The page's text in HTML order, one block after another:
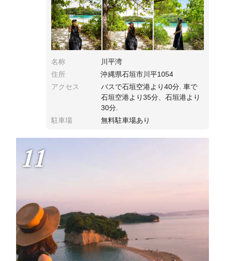
名称
川平湾
住所
沖縄県石垣市川平1054
アクセス
バスで石垣空港より40分. 車で
石垣空港より35分、石垣港より
30分.
駐車場
無料駐車場あり
11